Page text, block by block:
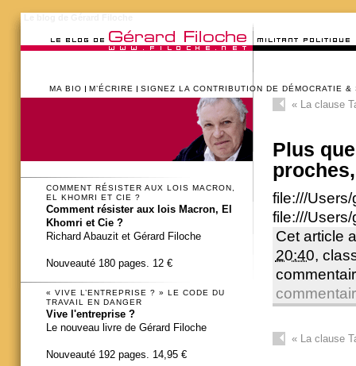
MA BIO M’ÉCRIRE SIGNEZ LA CONTRIBUTION DE DÉMOCRATIE &
«La clause
Plus
file:///
file:///
Cet article
20:40,
«La clause
COMMENT RÉSISTER AUX LOIS MACRON,
EL KHOMRI ET CIE ?
Comment résister aux lois Macron, El
Khomri et Cie ?
Richard Abauzit et Gérard Filoche
Nouveauté 180 pages. 12 €
« VIVE L’ENTREPRISE ? » LE CODE DU
TRAVAIL EN DANGER
Vive l'entreprise ?
Le nouveau livre de Gérard Filoche
Nouveauté 192 pages. 14,95 €